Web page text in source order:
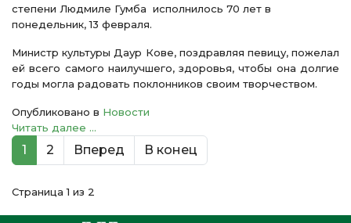
степени Людмиле Гумба исполнилось 70 лет в
понедельник, 13 февраля.
Министр культуры Даур Кове, поздравляя певицу, пожелал
ей всего самого наилучшего, здоровья, чтобы она долгие
годы могла радовать поклонников своим творчеством.
Опубликовано в Новости
Читать далее ...
1 2 Вперед В конец
Страница 1 из 2